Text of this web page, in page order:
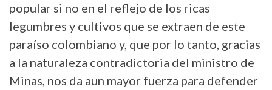
popular si no en el reflejo de los ricas
legumbres y cultivos que se extraen de este
paraíso colombiano y, que por lo tanto, gracias
a la naturaleza contradictoria del ministro de
Minas, nos da aun mayor fuerza para defender